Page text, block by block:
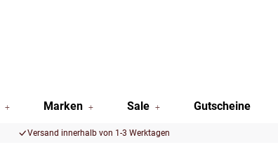
Marken Sale Gutscheine
Versand innerhalb von 1-3 Werktagen